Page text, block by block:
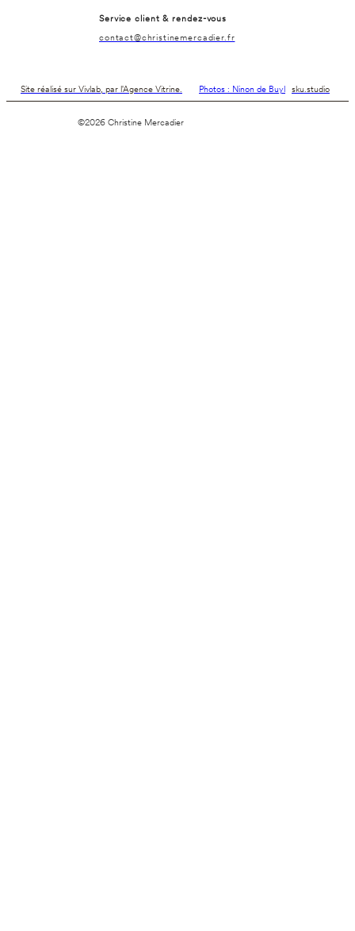
Service client & rendez-vous
contact@christinemercadier.fr
©2026 Christine Mercadier
Site réalisé sur Vivlab, par l'Agence Vitrine. sku.studio
Photos : Ninon de Buyl